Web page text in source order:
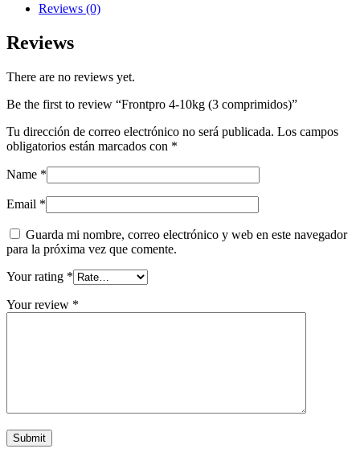
Reviews (0)
Reviews
There are no reviews yet.
Be the first to review “Frontpro 4-10kg (3 comprimidos)”
Tu dirección de correo electrónico no será publicada. Los campos
obligatorios están marcados con *
Name *
Email *
Guarda mi nombre, correo electrónico y web en este navegador
para la próxima vez que comente.
Your rating *
Your review *